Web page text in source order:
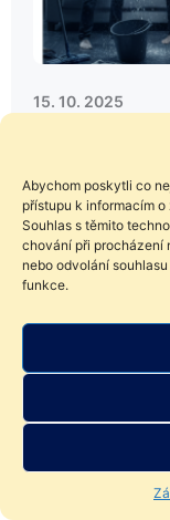
Abychom poskytli co
přístupu k informacím
Souhlas s těmito
chování při procházení
nebo odvolání
funkce.
15. 10. 2025
Investice
„byt na
Když před lety
byty na pronájem
ho: „Máte
nemovitostí? A
jak využít